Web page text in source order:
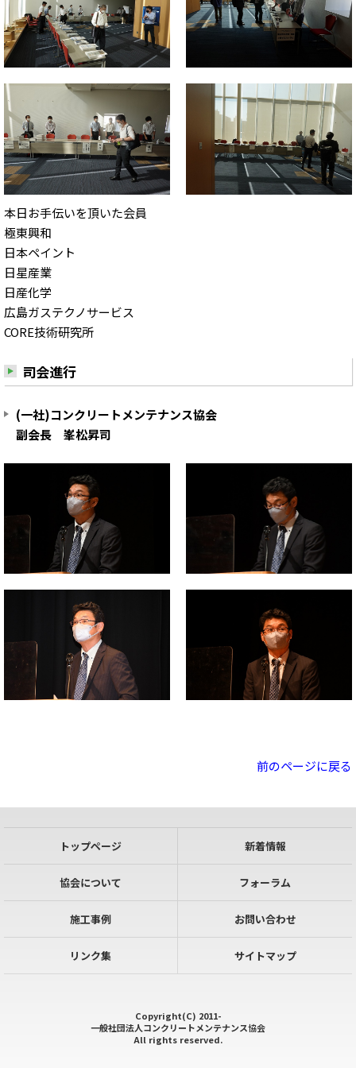
本日お手伝いを頂いた会員
極東興和
日本ペイント
日星産業
日産化学
広島ガステクノサービス
CORE技術研究所
司会進行
(一社)コンクリートメンテナンス協会
副会長 峯松昇司
前のページに戻る
トップページ 新着情報
協会について フォーラム
施工事例 お問い合わせ
リンク集 サイトマップ
Copyright(C) 2011-
一般社団法人コンクリートメンテナンス協会
All rights reserved.